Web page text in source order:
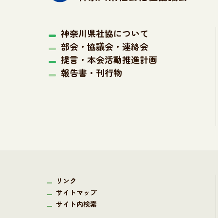
神奈川県社協について
部会・協議会・連絡会
提言・本会活動推進計画
報告書・刊行物
リンク
サイトマップ
サイト内検索